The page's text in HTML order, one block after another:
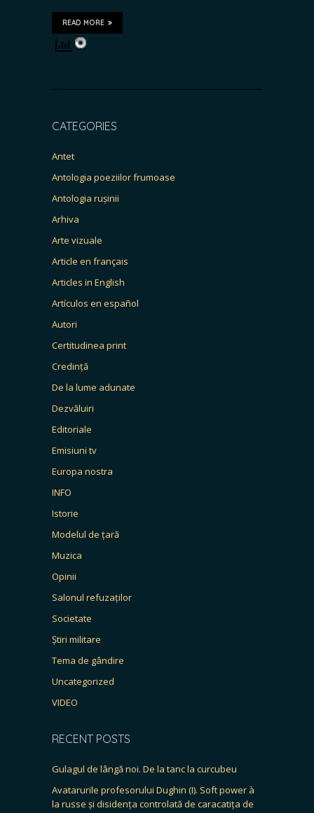
READ MORE
CATEGORIES
Antet
Antologia poeziilor frumoase
Antologia rușinii
Arhiva
Arte vizuale
Article en français
Articles in English
Artículos en español
Autori
Certitudinea print
Credință
De la lume adunate
Dezvăluiri
Editoriale
Emisiuni tv
Europa nostra
INFO
Istorie
Modelul de țară
Muzica
Opinii
Salonul refuzaților
Societate
Știri militare
Tema de gândire
Uncategorized
VIDEO
RECENT POSTS
Gulagul de lângă noi. De la tanc la curcubeu
Avatarurile profesorului Dughin (I). Soft power à
la russe și disidența controlată de caracatița de